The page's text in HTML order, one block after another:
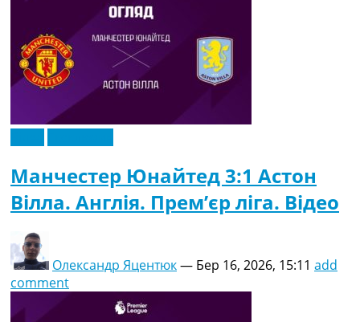
Манчестер Юнайтед 3:1 Астон
Вілла. Англія. Прем’єр ліга. Відео
Олександр Яцентюк— Бер 16, 2026, 15:11 add
comment